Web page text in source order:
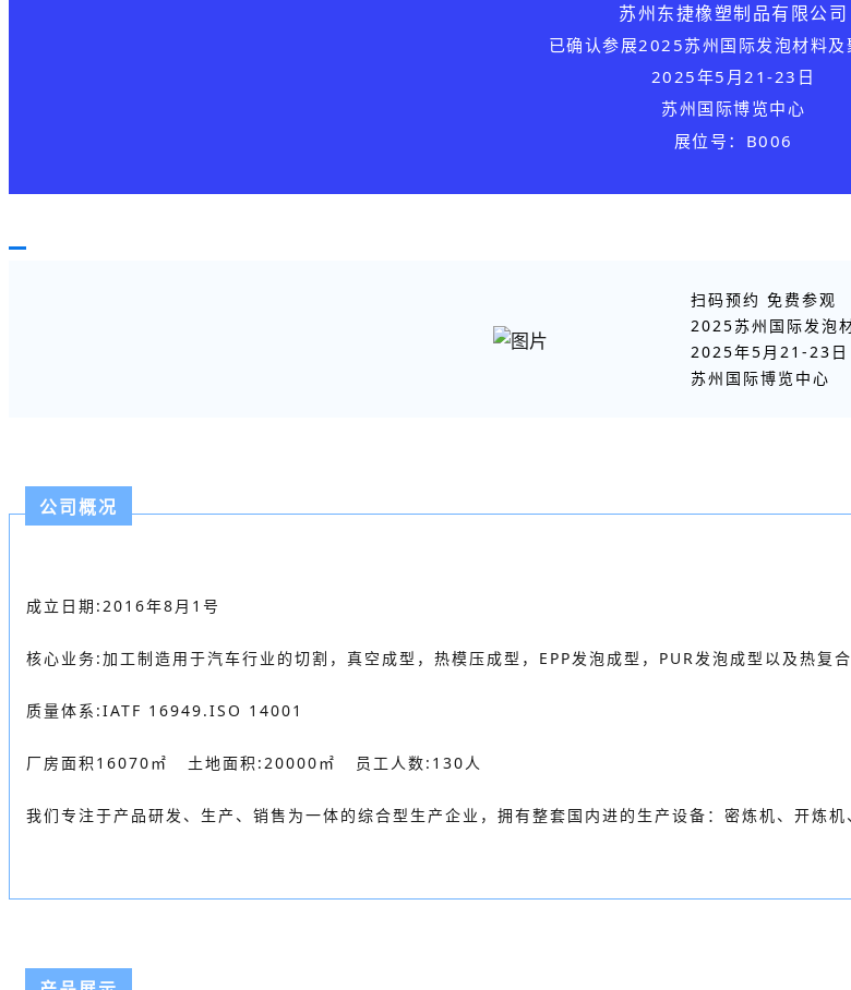
苏州东捷橡塑制品有限公司
已确认参展2025苏州国际发泡材料及
2025年5月21-23日
苏州国际博览中心
展位号：B006
扫码预约 免费参观
2025苏州国际发泡
2025年5月21-23日
苏州国际博览中心
公司概况
成立日期:2016年8月1号
核心业务:加工制造用于汽车行业的切割，真空成型，热模压成型，EPP发泡成型，PUR发泡成型以及热复合
质量体系:IATF 16949.ISO 14001
厂房面积16070㎡ 土地面积:20000㎡ 员工人数:130人
我们专注于产品研发、生产、销售为一体的综合型生产企业，拥有整套国内进的生产设备：密炼机、开炼